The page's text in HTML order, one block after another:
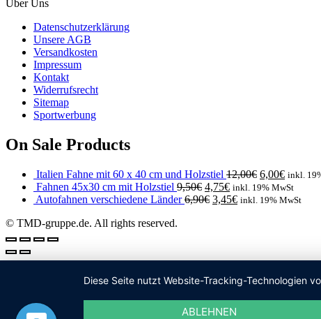
Uber Uns
Datenschutzerklärung
Unsere AGB
Versandkosten
Impressum
Kontakt
Widerrufsrecht
Sitemap
Sportwerbung
On Sale Products
Italien Fahne mit 60 x 40 cm und Holzstiel 12,00€ 6,00€ inkl.
Fahnen 45x30 cm mit Holzstiel 9,50€ 4,75€ inkl. 19% MwSt
Autofahnen verschiedene Länder 6,90€ 3,45€ inkl. 19% MwSt
© TMD-gruppe.de. All rights reserved.
Diese Seite nutzt Website-Tracking-Technologien
ABLEHNEN